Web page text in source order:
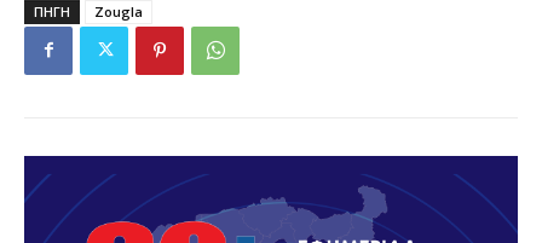
ΠΗΓΗ Zougla